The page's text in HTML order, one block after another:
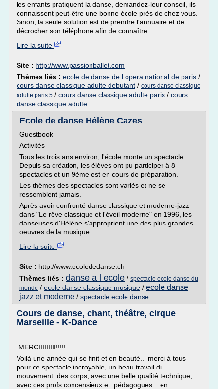
les enfants pratiquent la danse, demandez-leur conseil, ils
connaissent peut-être une bonne école près de chez vous.
Sinon, la seule solution est de prendre l'annuaire et de
décrocher son téléphone afin de connaître...
Lire la suite
Site : http://www.passionballet.com
Thèmes liés : ecole de danse de l opera national de paris /
cours danse classique adulte debutant / cours danse classique
adulte paris 5 / cours danse classique adulte paris / cours
danse classique adulte
Ecole de danse Hélène Cazes
Guestbook
Activités
Tous les trois ans environ, l'école monte un spectacle.
Depuis sa création, les élèves ont pu participer à 8
spectacles et un 9ème est en cours de préparation.
Les thèmes des spectacles sont variés et ne se
ressemblent jamais.
Après avoir confronté danse classique et moderne-jazz
dans "Le rêve classique et l'éveil moderne" en 1996, les
danseuses d'Hélène s'approprient une des plus grandes
oeuvres de la musique...
Lire la suite
Site : http://www.ecolededanse.ch
Thèmes liés : danse a l ecole / spectacle ecole danse du
monde / ecole danse classique musique / ecole danse
jazz et moderne / spectacle ecole danse
Cours de danse, chant, théâtre, cirque
Marseille - K-Dance
MERCIIIIIIIII!!!!!
Voilà une année qui se finit et en beauté... merci à tous
pour ce spectacle incroyable, un beau travail du
mouvement, des corps, avec une belle qualité technique,
avec des profs concensieux et pédagogues ...en